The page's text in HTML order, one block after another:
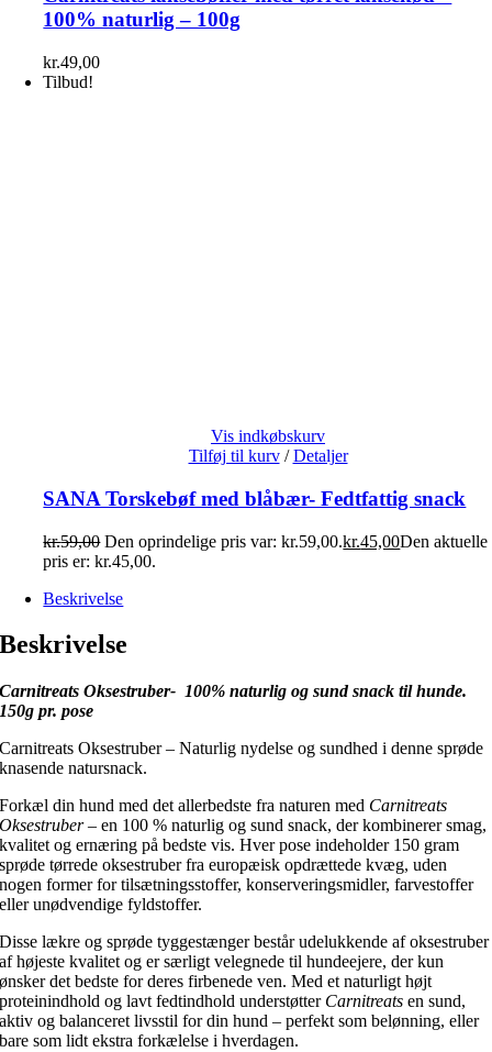
100% naturlig – 100g
kr.49,00
Tilbud!
Vis indkøbskurv
Tilføj til kurv / Detaljer
SANA Torskebøf med blåbær- Fedtfattig snack
kr.59,00 Den oprindelige pris var: kr.59,00.kr.45,00Den aktuelle
pris er: kr.45,00.
Beskrivelse
Beskrivelse
Carnitreats Oksestruber- 100% naturlig og sund snack til hunde.
150g pr. pose
Carnitreats Oksestruber – Naturlig nydelse og sundhed i denne sprøde
knasende natursnack.
Forkæl din hund med det allerbedste fra naturen med Carnitreats
Oksestruber– en 100 % naturlig og sund snack, der kombinerer smag,
kvalitet og ernæring på bedste vis. Hver pose indeholder 150 gram
sprøde tørrede oksestruber fra europæisk opdrættede kvæg, uden
nogen former for tilsætningsstoffer, konserveringsmidler, farvestoffer
eller unødvendige fyldstoffer.
Disse lækre og sprøde tyggestænger består udelukkende af oksestruber
af højeste kvalitet og er særligt velegnede til hundeejere, der kun
ønsker det bedste for deres firbenede ven. Med et naturligt højt
proteinindhold og lavt fedtindhold understøtter Carnitreats en sund,
aktiv og balanceret livsstil for din hund – perfekt som belønning, eller
bare som lidt ekstra forkælelse i hverdagen.